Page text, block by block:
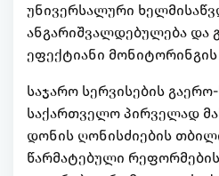
უნივერსალური
ანგარიშვალდებულება და
ეფექტიანი მონიტორინგის
საჯარო სერვისების
საქართველო პირველად
დონის ღონისძიების
წარმატებული